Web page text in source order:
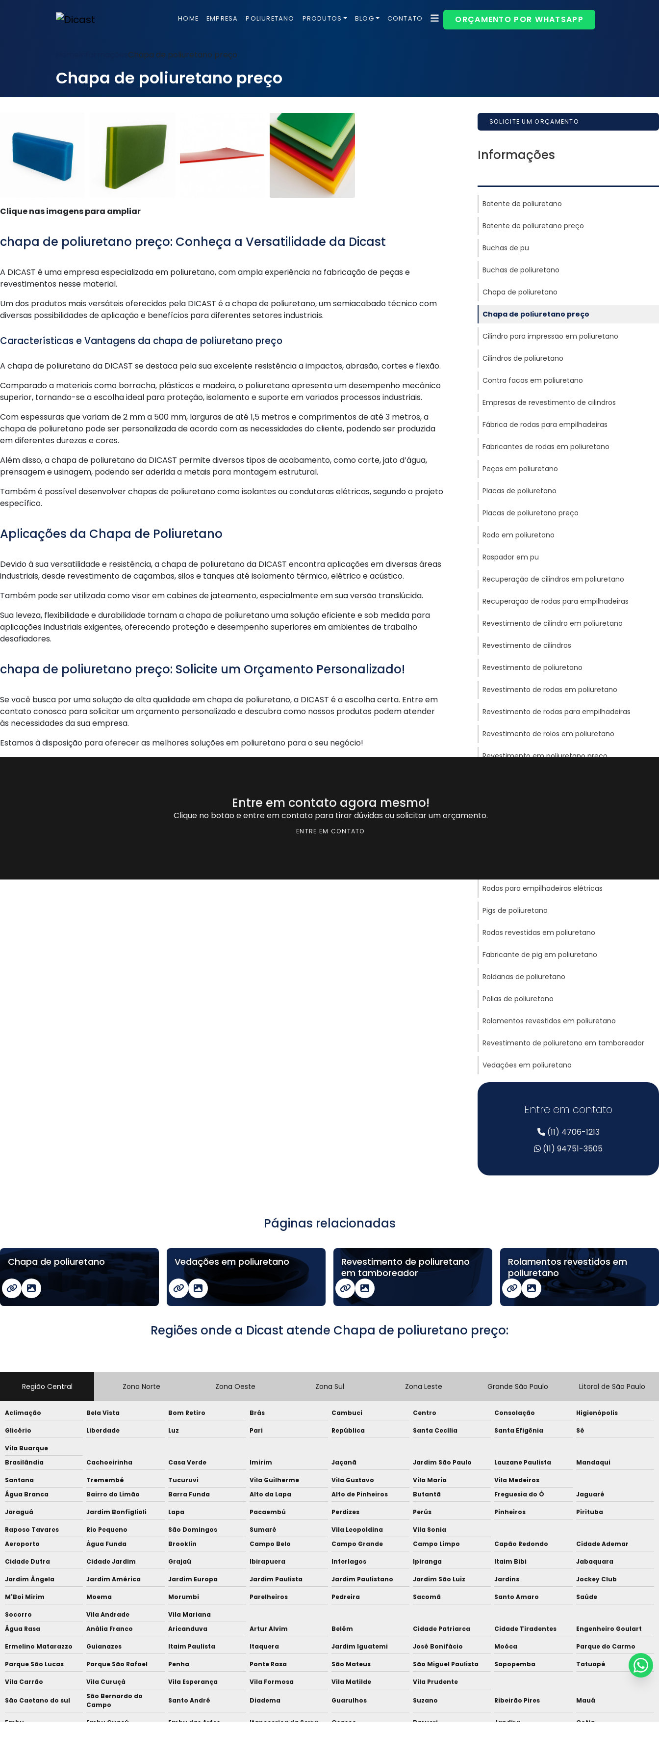
HOME EMPRESA POLIURETANO PRODUTOS BLOG CONTATO ORÇAMENTO POR WHATSAPP
Chapa de poliuretano preço
Chapa de poliuretano preço
Clique nas imagens para ampliar
chapa de poliuretano preço: Conheça a Versatilidade da Dicast
A DICAST é uma empresa especializada em poliuretano, com ampla experiência na fabricação de peças e
revestimentos nesse material.
Um dos produtos mais versáteis oferecidos pela DICAST é a chapa de poliuretano, um semiacabado técnico com
diversas possibilidades de aplicação e benefícios para diferentes setores industriais.
Características e Vantagens da chapa de poliuretano preço
A chapa de poliuretano da DICAST se destaca pela sua excelente resistência a impactos, abrasão, cortes e flexão.
Comparado a materiais como borracha, plásticos e madeira, o poliuretano apresenta um desempenho mecânico
superior, tornando-se a escolha ideal para proteção, isolamento e suporte em variados processos industriais.
Com espessuras que variam de 2 mm a 500 mm, larguras de até 1,5 metros e comprimentos de até 3 metros, a
chapa de poliuretano pode ser personalizada de acordo com as necessidades do cliente, podendo ser produzida
em diferentes durezas e cores.
Além disso, a chapa de poliuretano da DICAST permite diversos tipos de acabamento, como corte, jato d’água,
prensagem e usinagem, podendo ser aderida a metais para montagem estrutural.
Também é possível desenvolver chapas de poliuretano como isolantes ou condutoras elétricas, segundo o projeto
específico.
Aplicações da Chapa de Poliuretano
Devido à sua versatilidade e resistência, a chapa de poliuretano da DICAST encontra aplicações em diversas áreas
industriais, desde revestimento de caçambas, silos e tanques até isolamento térmico, elétrico e acústico.
Também pode ser utilizada como visor em cabines de jateamento, especialmente em sua versão translúcida.
Sua leveza, flexibilidade e durabilidade tornam a chapa de poliuretano uma solução eficiente e sob medida para
aplicações industriais exigentes, oferecendo proteção e desempenho superiores em ambientes de trabalho
desafiadores.
chapa de poliuretano preço: Solicite um Orçamento Personalizado!
Se você busca por uma solução de alta qualidade em chapa de poliuretano, a DICAST é a escolha certa. Entre em
contato conosco para solicitar um orçamento personalizado e descubra como nossos produtos podem atender
às necessidades da sua empresa.
Estamos à disposição para oferecer as melhores soluções em poliuretano para o seu negócio!
Entre em contato agora mesmo!
Clique no botão e entre em contato para tirar dúvidas ou solicitar um orçamento.
ENTRE EM CONTATO
SOLICITE UM ORÇAMENTO
Informações
Batente de poliuretano
Batente de poliuretano preço
Buchas de pu
Buchas de poliuretano
Chapa de poliuretano
Chapa de poliuretano preço
Cilindro para impressão em poliuretano
Cilindros de poliuretano
Contra facas em poliuretano
Empresas de revestimento de cilindros
Fábrica de rodas para empilhadeiras
Fabricantes de rodas em poliuretano
Peças em poliuretano
Placas de poliuretano
Placas de poliuretano preço
Rodo em poliuretano
Raspador em pu
Recuperação de cilindros em poliuretano
Recuperação de rodas para empilhadeiras
Revestimento de cilindro em poliuretano
Revestimento de cilindros
Revestimento de poliuretano
Revestimento de rodas em poliuretano
Revestimento de rodas para empilhadeiras
Revestimento de rolos em poliuretano
Revestimento em poliuretano preço
Rodas para empilhadeiras elétricas
Pigs de poliuretano
Rodas revestidas em poliuretano
Fabricante de pig em poliuretano
Roldanas de poliuretano
Polias de poliuretano
Rolamentos revestidos em poliuretano
Revestimento de poliuretano em tamboreador
Vedações em poliuretano
Entre em contato
(11) 4706-1213
(11) 94751-3505
Páginas relacionadas
Chapa de poliuretano Vedações em poliuretano
Revestimento de poliuretano
em tamboreador
Rolamentos revestidos em
poliuretano
Regiões onde a Dicast atende Chapa de poliuretano preço:
Região Central Zona Norte Zona Oeste Zona Sul Zona Leste Grande São Paulo Litoral de São Paulo
Aclimação Bela Vista Bom Retiro Brás Cambuci Centro Consolação Higienópolis
Glicério Liberdade Luz Pari República Santa Cecília Santa Efigênia Sé
Vila Buarque
Brasilândia
Cachoeirinha Casa Verde Imirim Jaçanã Jardim São Paulo Lauzane Paulista Mandaqui
Santana Tremembé Tucuruvi Vila Guilherme Vila Gustavo Vila Maria
Vila Medeiros
Água Branca
Bairro do Limão Barra Funda Alto da Lapa Alto de Pinheiros Butantã Freguesia do Ó Jaguaré
Jaraguá Jardim Bonfiglioli Lapa Pacaembú Perdizes Perús Pinheiros Pirituba
Raposo Tavares Rio Pequeno São Domingos Sumaré Vila Leopoldina
Vila Sonia
Aeroporto
Água Funda Brooklin Campo Belo Campo Grande Campo Limpo Capão Redondo Cidade Ademar
Cidade Dutra Cidade Jardim Grajaú Ibirapuera Interlagos Ipiranga Itaim Bibi Jabaquara
Jardim Ângela Jardim América Jardim Europa Jardim Paulista Jardim Paulistano Jardim São Luiz Jardins Jockey Club
M'Boi Mirim Moema Morumbi Parelheiros Pedreira Sacomã Santo Amaro Saúde
Socorro Vila Andrade
Vila Mariana
Água Rasa
Anália Franco Aricanduva Artur Alvim Belém Cidade Patriarca Cidade Tiradentes Engenheiro Goulart
Ermelino Matarazzo Guianazes Itaim Paulista Itaquera Jardim Iguatemi José Bonifácio Moóca Parque do Carmo
Parque São Lucas Parque São Rafael Penha Ponte Rasa São Mateus São Miguel Paulista Sapopemba Tatuapé
Vila Carrão Vila Curuçá Vila Esperança Vila Formosa Vila Matilde Vila Prudente
São Caetano do sul
São Bernardo do
Campo
Santo André Diadema Guarulhos Suzano Ribeirão Pires Mauá
Embu Embu Guaçú Embu das Artes Itapecerica da Serra Osasco Barueri Jandira Cotia